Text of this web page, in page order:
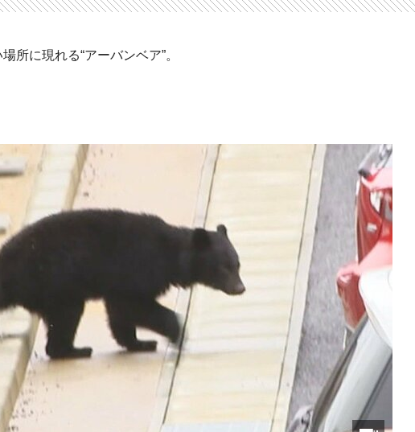
所に現れる“アーバンベア”。